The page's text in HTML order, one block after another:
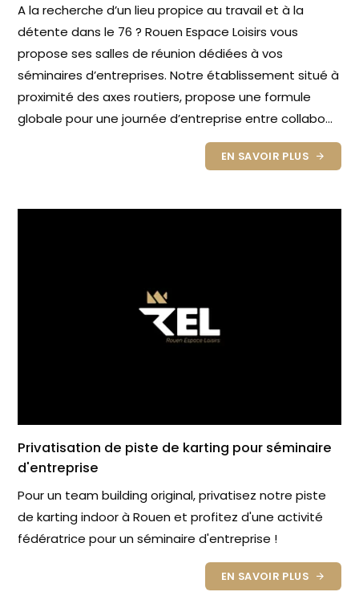
A la recherche d’un lieu propice au travail et à la
détente dans le 76 ? Rouen Espace Loisirs vous
propose ses salles de réunion dédiées à vos
séminaires d’entreprises. Notre établissement situé à
proximité des axes routiers, propose une formule
globale pour une journée d’entreprise entre collabo...
EN SAVOIR PLUS
Privatisation de piste de karting pour séminaire
d'entreprise
Pour un team building original, privatisez notre piste
de karting indoor à Rouen et profitez d'une activité
fédératrice pour un séminaire d'entreprise !
EN SAVOIR PLUS